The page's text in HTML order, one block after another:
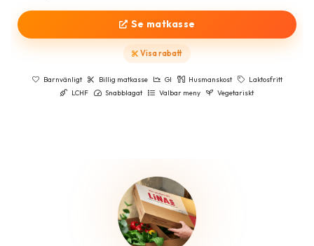
Se matkasse
Visa rabatt
Barnvänligt Billig matkasse GI Husmanskost
Laktosfritt
LCHF
Snabblagat Valbar meny Vegetariskt